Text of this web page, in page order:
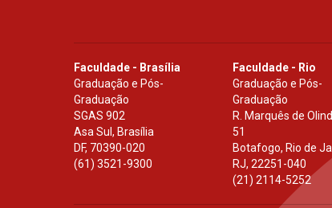
Faculdade - Brasília
Graduação e Pós-
Graduação
SGAS 902
Asa Sul, Brasília
DF, 70390-020
(61) 3521-9300
Faculdade - Rio
Graduação e Pós-
Graduação
R. Marquês de
51
Botafogo, Rio de
RJ,22251-040
(21) 2114-5252